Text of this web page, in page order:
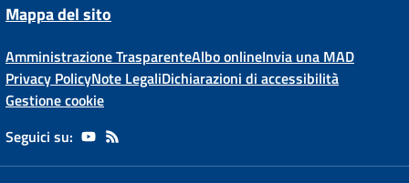
Mappa del sito
Amministrazione TrasparenteAlbo onlineInvia una MAD
Privacy PolicyNote LegaliDichiarazioni di accessibilità
Gestione cookie
Seguici su: